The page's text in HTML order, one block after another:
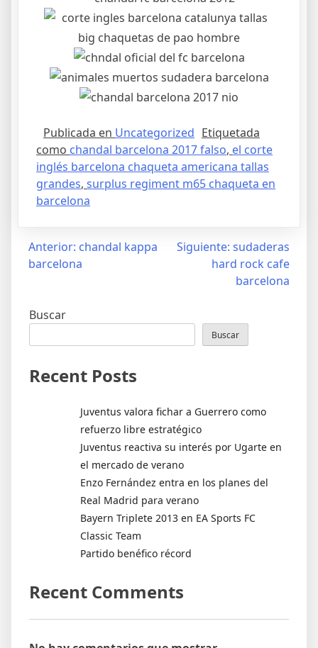
Publicada en Uncategorized Etiquetada
como chandal barcelona 2017 falso, el corte
inglés barcelona chaqueta americana tallas
grandes, surplus regiment m65 chaqueta en
barcelona
Navegación
Anterior: chandal kappa
barcelona
Siguiente: sudaderas
hard rock cafe
barcelona
Buscar
Buscar
Recent Posts
Juventus valora fichar a Guerrero como
refuerzo libre estratégico
Juventus reactiva su interés por Ugarte en
el mercado de verano
Enzo Fernández entra en los planes del
Real Madrid para verano
Bayern Triplete 2013 en EA Sports FC
Classic Team
Partido benéfico récord
Recent Comments